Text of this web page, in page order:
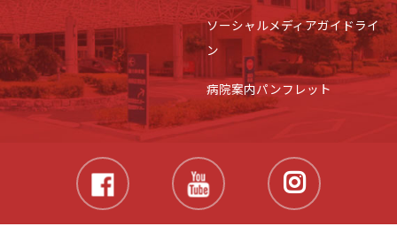
ソーシャルメディアガイドライ
ン
病院案内パンフレット